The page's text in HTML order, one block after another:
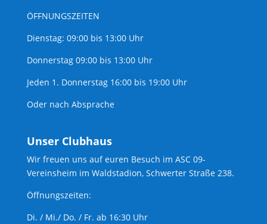
ÖFFNUNGSZEITEN
Dienstag: 09:00 bis 13:00 Uhr
Donnerstag 09:00 bis 13:00 Uhr
Jeden 1. Donnerstag 16:00 bis 19:00 Uhr
Oder nach Absprache
Unser Clubhaus
Wir freuen uns auf euren Besuch im ASC 09-
Vereinsheim im Waldstadion, Schwerter Straße 238.
Öffnungszeiten:
Di. / Mi./ Do. / Fr. ab 16:30 Uhr